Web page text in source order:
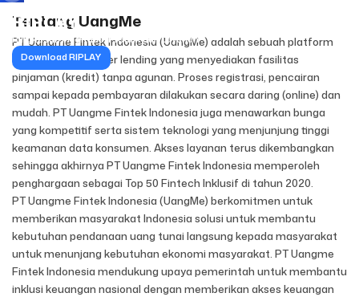
RIPLAY
Ringkasan Informasi Produk dan Layanan
Download RIPLAY
Tentang UangMe
PT Uangme Fintek Indonesia (UangMe) adalah sebuah platform
fintech peer-to-peer lending yang menyediakan fasilitas
pinjaman (kredit) tanpa agunan. Proses registrasi, pencairan
sampai kepada pembayaran dilakukan secara daring (online) dan
mudah. PT Uangme Fintek Indonesia juga menawarkan bunga
yang kompetitif serta sistem teknologi yang menjunjung tinggi
keamanan data konsumen. Akses layanan terus dikembangkan
sehingga akhirnya PT Uangme Fintek Indonesia memperoleh
penghargaan sebagai Top 50 Fintech Inklusif di tahun 2020.
PT Uangme Fintek Indonesia (UangMe) berkomitmen untuk
memberikan masyarakat Indonesia solusi untuk membantu
kebutuhan pendanaan uang tunai langsung kepada masyarakat
untuk menunjang kebutuhan ekonomi masyarakat. PT Uangme
Fintek Indonesia mendukung upaya pemerintah untuk membantu
inklusi keuangan nasional dengan memberikan akses keuangan